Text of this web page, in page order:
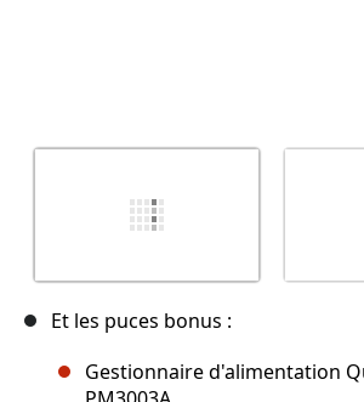
Et les puces bonus :
Gestionnaire d'alimentation